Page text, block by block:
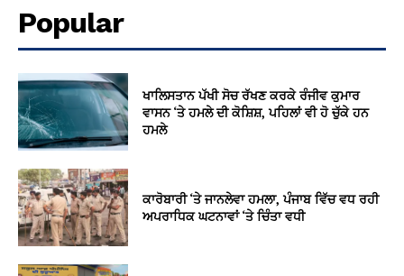
Popular
ਖਾਲਿਸਤਾਨ ਪੱਖੀ ਸੋਚ ਰੱਖਣ ਕਰਕੇ ਰੰਜੀਵ ਕੁਮਾਰ
ਵਾਸਨ ‘ਤੇ ਹਮਲੇ ਦੀ ਕੋਸ਼ਿਸ਼, ਪਹਿਲਾਂ ਵੀ ਹੋ ਚੁੱਕੇ ਹਨ
ਹਮਲੇ
ਕਾਰੋਬਾਰੀ ‘ਤੇ ਜਾਨਲੇਵਾ ਹਮਲਾ, ਪੰਜਾਬ ਵਿੱਚ ਵਧ ਰਹੀ
ਅਪਰਾਧਿਕ ਘਟਨਾਵਾਂ ‘ਤੇ ਚਿੰਤਾ ਵਧੀ